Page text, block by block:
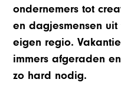
ondernemers tot
en dagjesmensen
eigen regio.
immers afgeraden
zo hard nodig.